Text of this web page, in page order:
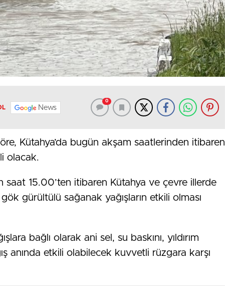
News
0
Kütahya’da bugün akşam saatlerinden itibaren
olacak.
saat 15.00’ten itibaren Kütahya ve çevre illerde
gürültülü sağanak yağışların etkili olması
bağlı olarak ani sel, su baskını, yıldırım
anında etkili olabilecek kuvvetli rüzgara karşı